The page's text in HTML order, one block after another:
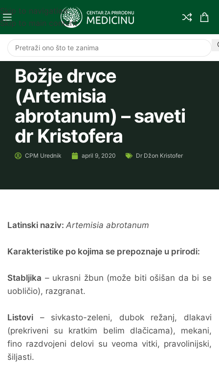
Skip to navigation
Skip to main content
Božje drvce
(Artemisia
abrotanum) – saveti
dr Kristofera
CPM Urednik april 9, 2020 Dr Džon Kristofer
Latinski naziv: Artemisia abrotanum
Karakteristike po kojima se prepoznaje u prirodi:
Stabljika – ukrasni žbun (može biti ošišan da bi se
uobličio), razgranat.
Listovi – sivkasto-zeleni, dubok režanj, dlakavi
(prekriveni su kratkim belim dlačicama), mekani,
fino razdvojeni delovi su veoma vitki, pravolinijski,
šiljasti.